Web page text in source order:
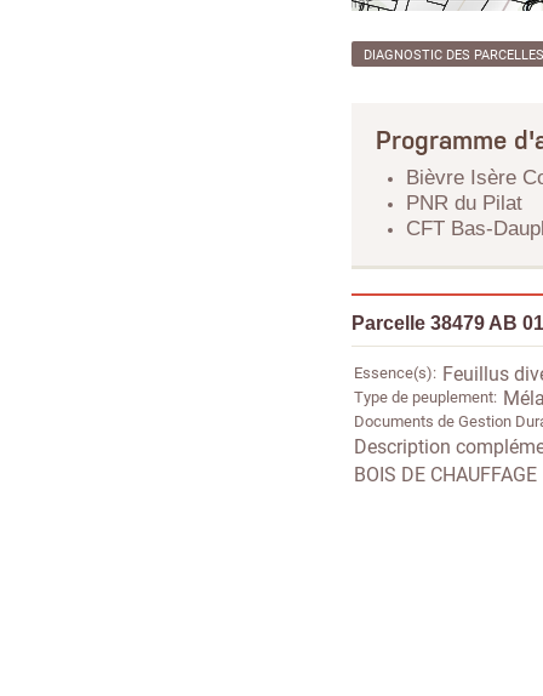
DIAGNOSTIC DES PARCELLES
Programme
Bièvre Isère
PNR du Pilat
CFT Bas-
Parcelle 38479 AB
Essence(s) Feuillus
Type de peuplement
Documents de Gestion
Description
BOIS DE